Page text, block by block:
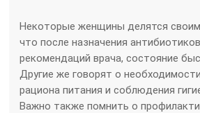
Некоторые женщины делятся
что после назначения
рекомендаций врача, состояние
Другие же говорят о
рациона питания и соблюдения
Важно также помнить о